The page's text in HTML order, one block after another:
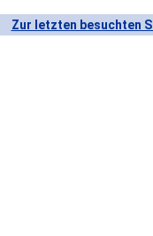
Zur letzten besuchten